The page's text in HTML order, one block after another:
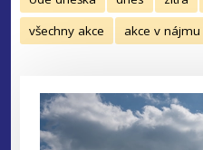
všechny akce
akce v nájmu